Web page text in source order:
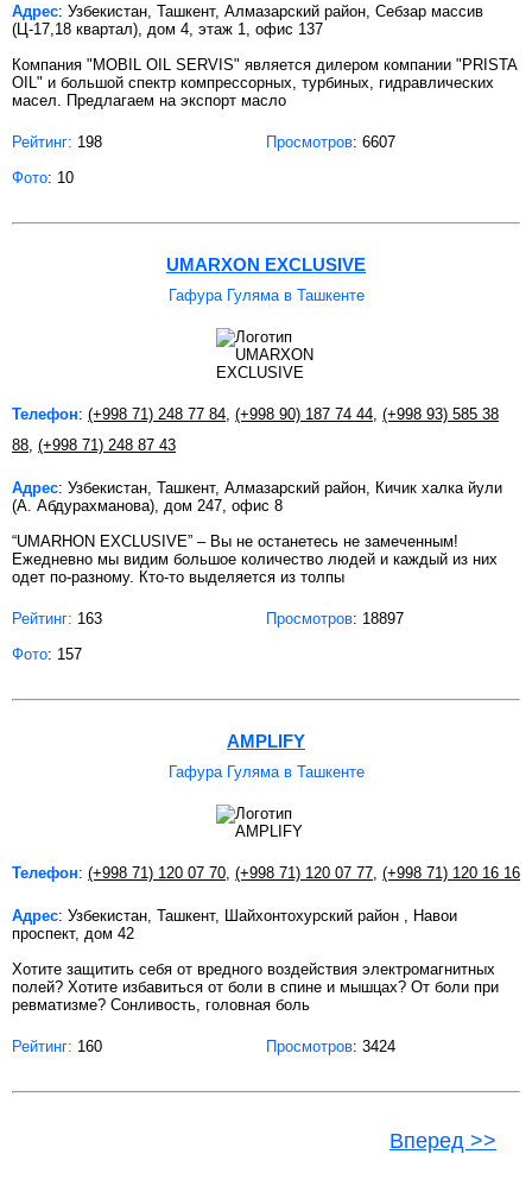
Адрес: Узбекистан, Ташкент, Алмазарский район, Себзар массив
(Ц-17,18 квартал), дом 4, этаж 1, офис 137
Компания "MOBIL OIL SERVIS" является дилером компании "PRISTA
OIL" и большой спектр компрессорных, турбиных, гидравлических
масел. Предлагаем на экспорт масло
Рейтинг: 198 Просмотров: 6607
Фото: 10
UMARXON EXCLUSIVE
Гафура Гуляма в Ташкенте
Телефон: (+998 71) 248 77 84 (+998 90) 187 74 44 (+998 93) 585 38
88 (+998 71) 248 87 43
Адрес: Узбекистан, Ташкент, Алмазарский район, Кичик халка йули
(А. Абдурахманова), дом 247, офис 8
“UMARHON EXCLUSIVE” – Вы не останетесь не замеченным!
Ежедневно мы видим большое количество людей и каждый из них
одет по-разному. Кто-то выделяется из толпы
Рейтинг: 163 Просмотров: 18897
Фото: 157
AMPLIFY
Гафура Гуляма в Ташкенте
Телефон: (+998 71) 120 07 70 (+998 71) 120 07 77 (+998 71) 120 16 16
Адрес: Узбекистан, Ташкент, Шайхонтохурский район , Навои
проспект, дом 42
Хотите защитить себя от вредного воздействия электромагнитных
полей? Хотите избавиться от боли в спине и мышцах? От боли при
ревматизме? Сонливость, головная боль
Рейтинг: 160 Просмотров: 3424
Вперед >>